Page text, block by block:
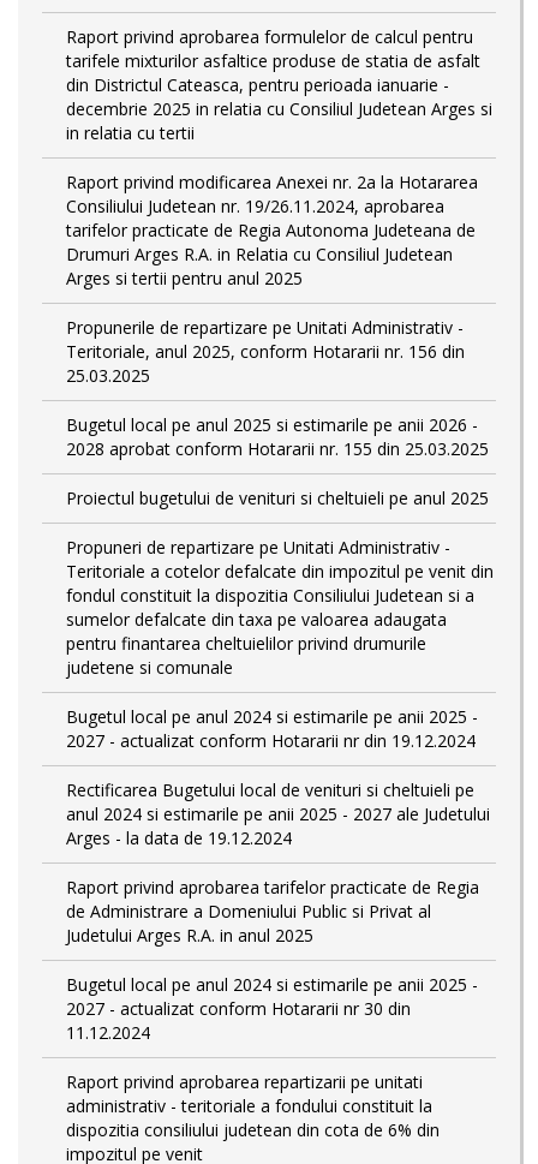
Raport privind aprobarea formulelor de calcul pentru
tarifele mixturilor asfaltice produse de statia de asfalt
din Districtul Cateasca, pentru perioada ianuarie -
decembrie 2025 in relatia cu Consiliul Judetean Arges si
in relatia cu tertii
Raport privind modificarea Anexei nr. 2a la Hotararea
Consiliului Judetean nr. 19/26.11.2024, aprobarea
tarifelor practicate de Regia Autonoma Judeteana de
Drumuri Arges R.A. in Relatia cu Consiliul Judetean
Arges si tertii pentru anul 2025
Propunerile de repartizare pe Unitati Administrativ -
Teritoriale, anul 2025, conform Hotararii nr. 156 din
25.03.2025
Bugetul local pe anul 2025 si estimarile pe anii 2026 -
2028 aprobat conform Hotararii nr. 155 din 25.03.2025
Proiectul bugetului de venituri si cheltuieli pe anul 2025
Propuneri de repartizare pe Unitati Administrativ -
Teritoriale a cotelor defalcate din impozitul pe venit din
fondul constituit la dispozitia Consiliului Judetean si a
sumelor defalcate din taxa pe valoarea adaugata
pentru finantarea cheltuielilor privind drumurile
judetene si comunale
Bugetul local pe anul 2024 si estimarile pe anii 2025 -
2027 - actualizat conform Hotararii nr din 19.12.2024
Rectificarea Bugetului local de venituri si cheltuieli pe
anul 2024 si estimarile pe anii 2025 - 2027 ale Judetului
Arges - la data de 19.12.2024
Raport privind aprobarea tarifelor practicate de Regia
de Administrare a Domeniului Public si Privat al
Judetului Arges R.A. in anul 2025
Bugetul local pe anul 2024 si estimarile pe anii 2025 -
2027 - actualizat conform Hotararii nr 30 din
11.12.2024
Raport privind aprobarea repartizarii pe unitati
administrativ - teritoriale a fondului constituit la
dispozitia consiliului judetean din cota de 6% din
impozitul pe venit